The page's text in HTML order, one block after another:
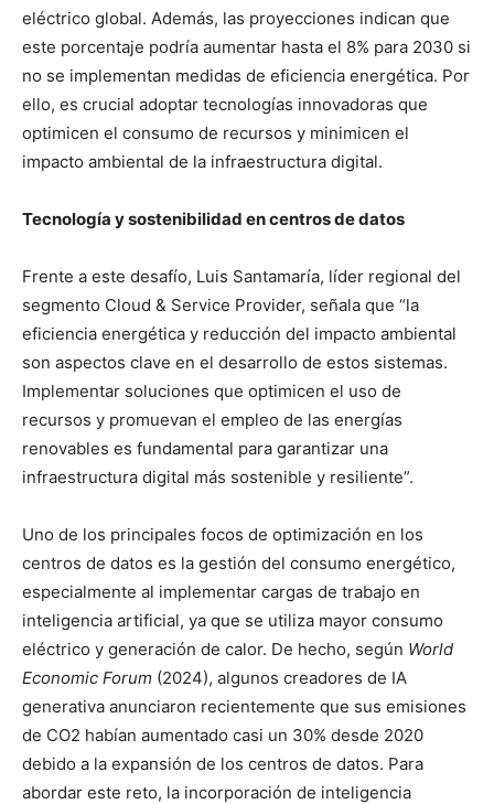
eléctrico global. Además, las proyecciones indican que
este porcentaje podría aumentar hasta el 8% para 2030 si
no se implementan medidas de eficiencia energética. Por
ello, es crucial adoptar tecnologías innovadoras que
optimicen el consumo de recursos y minimicen el
impacto ambiental de la infraestructura digital.
Tecnología y sostenibilidad en centros de datos
Frente a este desafío, Luis Santamaría, líder regional del
segmento Cloud & Service Provider, señala que “la
eficiencia energética y reducción del impacto ambiental
son aspectos clave en el desarrollo de estos sistemas.
Implementar soluciones que optimicen el uso de
recursos y promuevan el empleo de las energías
renovables es fundamental para garantizar una
infraestructura digital más sostenible y resiliente”.
Uno de los principales focos de optimización en los
centros de datos es la gestión del consumo energético,
especialmente al implementar cargas de trabajo en
inteligencia artificial, ya que se utiliza mayor consumo
eléctrico y generación de calor. De hecho, según World
Economic Forum (2024), algunos creadores de IA
generativa anunciaron recientemente que sus emisiones
de CO2 habían aumentado casi un 30% desde 2020
debido a la expansión de los centros de datos. Para
abordar este reto, la incorporación de inteligencia